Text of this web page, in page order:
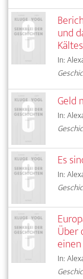
und
In:
Geld
In:
Es
In:
Über
In: